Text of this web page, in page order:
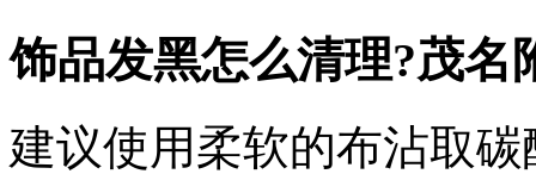
饰品发黑怎么清理?茂名
建议使用柔软的布沾取